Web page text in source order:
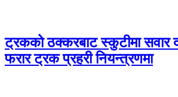
ट्रकको ठक्करबाट स्कुटीमा सवार
फरार ट्रक प्रहरी नियन्त्रणमा